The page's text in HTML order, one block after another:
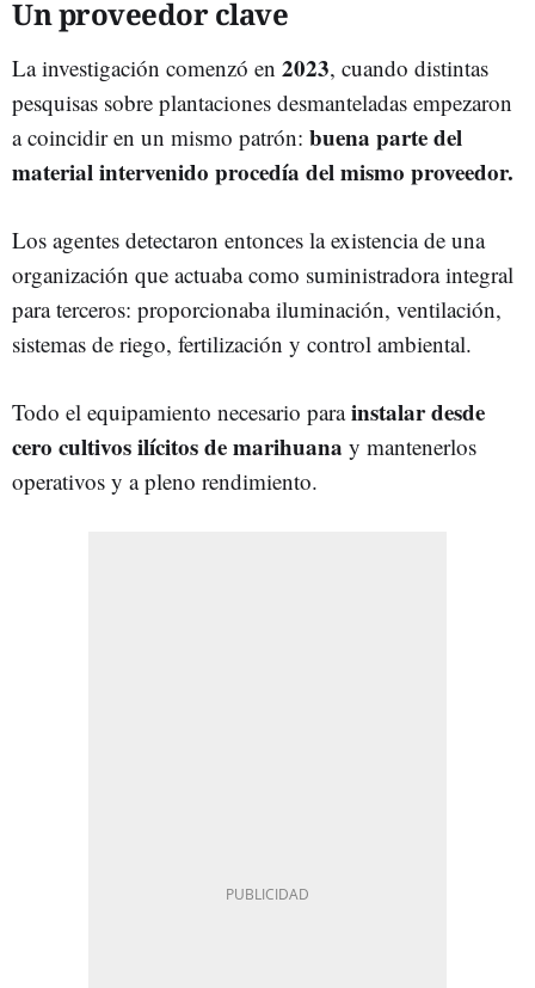
Un proveedor clave
La investigación comenzó en 2023, cuando distintas
pesquisas sobre plantaciones desmanteladas empezaron
a coincidir en un mismo patrón: buena parte del
material intervenido procedía del mismo proveedor.
Los agentes detectaron entonces la existencia de una
organización que actuaba como suministradora integral
para terceros: proporcionaba iluminación, ventilación,
sistemas de riego, fertilización y control ambiental.
Todo el equipamiento necesario parainstalar desde
cero cultivos ilícitos de marihuana y mantenerlos
operativos y a pleno rendimiento.